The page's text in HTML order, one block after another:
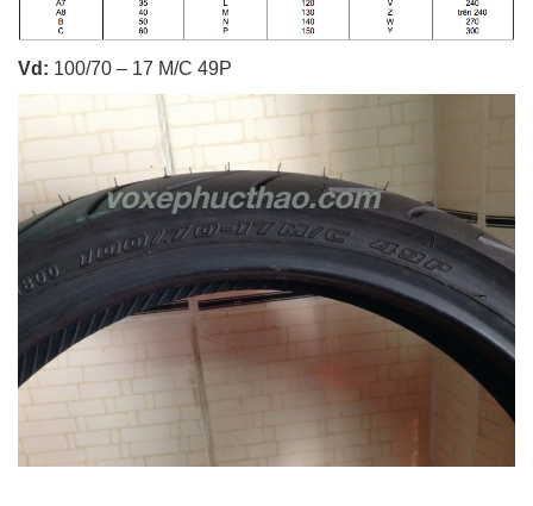
Vd: 100/70 – 17 M/C 49P